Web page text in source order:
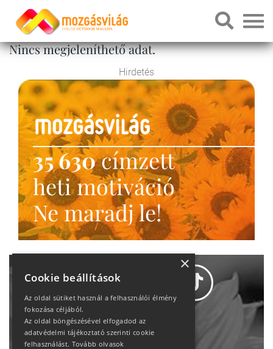
Nincs megjeleníthető adat.
Hirdetés
35 630címzett
heti motiváció
Ne maradj le!
Adatvédelem
×
Cookie beállítások
Az oldal sütiket használ a felhasználói élmény
fokozása céljából.
Az oldal böngészésével elfogadod az
adatvédelmi tájékoztató szerinti cookie
felhasználást. Tovább olvasok